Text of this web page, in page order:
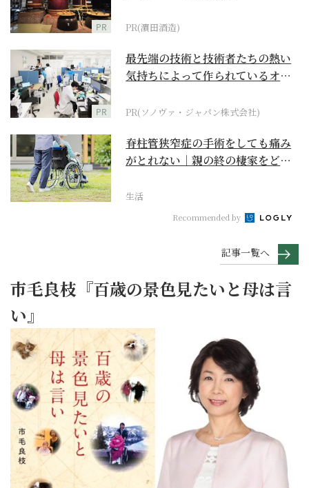
PR PR(濵田酒造)
PR
最先端の技術と技術者たちの熱い
気持ちによって作られているオー
PR(ソノヴァ・ジャパン株式会社)
脊柱管狭窄症の手術をしても痛み
がとれない｜親の終の棲家をどう
生活
Recommended by
記事一覧へ
市毛良枝『百歳の景色見たいと母は言
い』